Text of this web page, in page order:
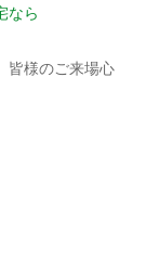
なら
皆様のご来場心